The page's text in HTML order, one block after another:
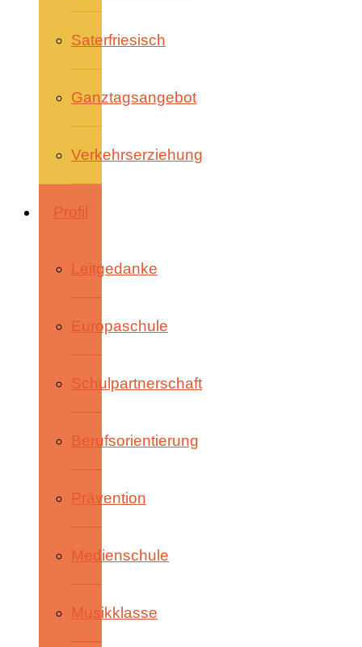
Saterfriesisch
Ganztagsangebot
Verkehrserziehung
Profil
Leitgedanke
Europaschule
Schulpartnerschaft
Berufsorientierung
Prävention
Medienschule
Musikklasse